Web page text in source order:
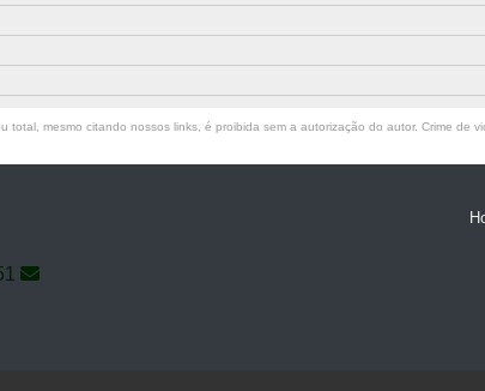
mesmo citando nossos links, é proibida sem a autorização do autor. Crime de